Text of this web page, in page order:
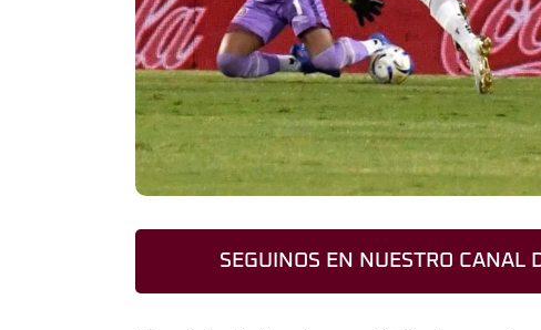
SEGUINOS EN NUESTRO CANAL